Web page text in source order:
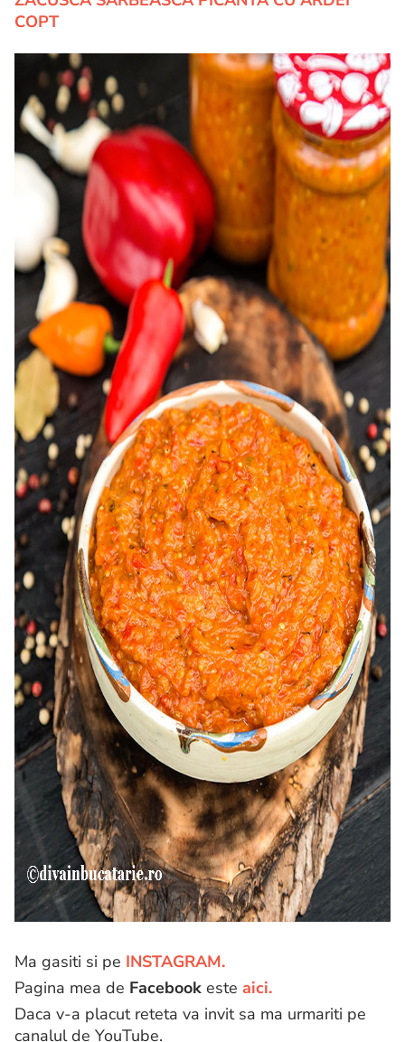
COPT
Ma gasiti si pe INSTAGRAM.
Pagina mea de Facebook este aici.
Daca v-a placut reteta va invit sa ma urmariti pe
canalul de YouTube.